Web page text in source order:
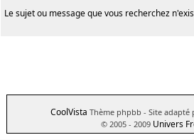
Le sujet ou message que vous recherchez
CoolVista Thème phpbb - Site adapté
© 2005 - 2009 Univers